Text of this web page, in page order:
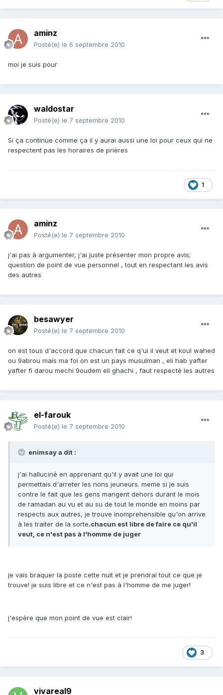
aminz
Posté(e) le 6 septembre 2010
moi je suis pour
waldostar
Posté(e) le 7 septembre 2010
Si ça continue comme ça il y aurai aussi une loi pour ceux qui ne
respectent pas les horaires de prières
1
aminz
Posté(e) le 7 septembre 2010
j'ai pas à argumenter, j'ai juste présenter mon propre avis;
question de point de vue personnel , tout en respectant les avis
des autres
besawyer
Posté(e) le 7 septembre 2010
on est tous d'accord que chacun fait ce q'ui il veut et koul wahed
ou 9abrou mais ma foi on est un pays musulman , eli hab yafter
yafter fi darou mechi 9oudem eli ghachi , faut respecté les autres
el-farouk
Posté(e) le 7 septembre 2010
enimsay a dit :
j'ai halluciné en apprenant qu'il y avait une loi qui
permettais d'arreter les nons jeuneurs. meme si je suis
contre le fait que les gens mangent dehors durant le mois
de ramadan au vu et au su de tout le monde en moins par
respects aux autres, je trouve inomprehensible qu'on arrive
à les traiter de la sorte.chacun est libre de faire ce qu'il
veut, ce n'est pas à l'homme de juger
je vais braquer la poste cette nuit et je prendrai tout ce que je
trouve! je suis libre et ce n'est pas à l'homme de me juger!
j'espère que mon point de vue est clair!
3
vivareal9